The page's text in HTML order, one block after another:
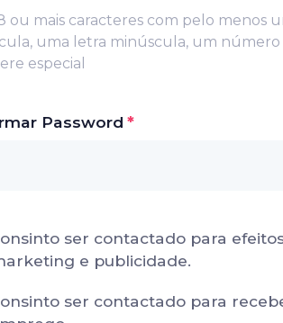
ou mais caracteres com pelo menos
uma letra minúscula, um
especial
Password
ser contactado para
e publicidade.
ser contactado para